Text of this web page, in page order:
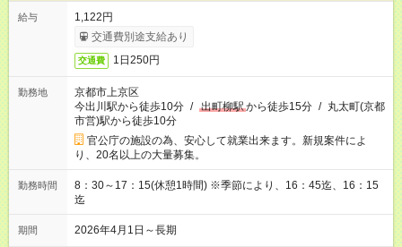
給与
1,122円
交通費別途支給あり
交通費 1日250円
勤務地
京都市上京区
今出川駅から徒歩10分 / 出町柳駅から徒歩15分 / 丸太町(京都
市営)駅から徒歩10分
官公庁の施設の為、安心して就業出来ます。新規案件によ
り、20名以上の大量募集。
勤務時間
8：30～17：15(休憩1時間) ※季節により、16：45迄、16：15
迄
期間 2026年4月1日～長期